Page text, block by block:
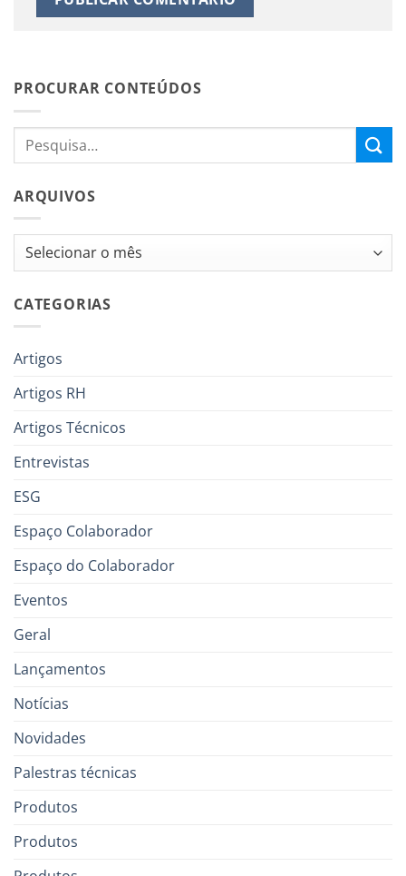
PROCURAR CONTEÚDOS
ARQUIVOS
Arquivos
CATEGORIAS
Artigos
Artigos RH
Artigos Técnicos
Entrevistas
ESG
Espaço Colaborador
Espaço do Colaborador
Eventos
Geral
Lançamentos
Notícias
Novidades
Palestras técnicas
Produtos
Produtos